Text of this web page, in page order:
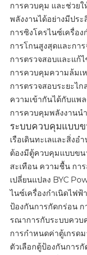
การควบคุม และช่วยใ
พลังงานได้อย่างมีปร
การซิงโครไนซ์เครื่อ
การโกนสูงสุดและกา
การตรวจสอบและแก้
การควบคุมความล้มเ
การตรวจสอบระยะไ
ความเข้ากันได้กับแพ
การควบคุมพลังงานน
ระบบควบคุมแบบข
เรือเดินทะเลและสิ่งอ
ต้องมีตู้ควบคุมแบบขน
สะเทือน ความชื้น กา
เปลี่ยนแปลง BYC
ไนซ์เครื่องกำเนิดไฟ
ป้องกันการกัดกร่อน ก
รณาการกับระบบคว
การกำหนดค่าตู้เกรด
ตัวเลือกตู้ป้องกันการ